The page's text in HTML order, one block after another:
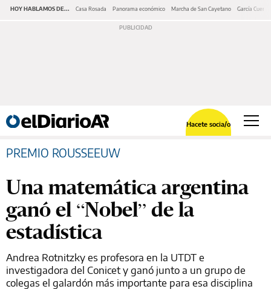
HOY HABLAMOS DE... Casa Rosada Panorama económico Marcha de San Cayetano García Cuerva
Hacete socia/o
PREMIO ROUSSEEUW
Una matemática argentina
ganó el “Nobel” de la
estadística
Andrea Rotnitzky es profesora en la UTDT e
investigadora del Conicet y ganó junto a un grupo de
colegas el galardón más importante para esa disciplina